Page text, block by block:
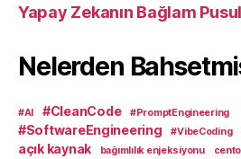
Yapay Zekanın Bağlam
Nelerden
#AI #CleanCode #PromptEngineering
#SoftwareEngineering #VibeCoding
açık kaynak bağımlılık enjeksiyonu